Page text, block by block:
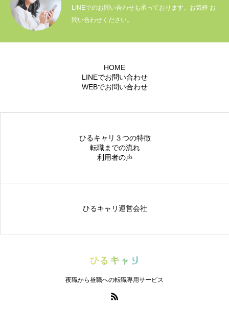
ひるキャリ運営会社
よくあるお問い合わせ
ひるキャリ３つの特徴 転職までの流れ
LINEでのお問い合わせも承っております。お気軽 お
問い合わせください。
HOME
LINEでお問い合わせ
WEBでお問い合わせ
ひるキャリ３つの特徴
転職までの流れ
利用者の声
ひるキャリ運営会社
夜職から昼職への転職専用サービス